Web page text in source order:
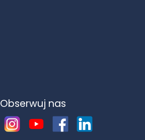
Obserwuj nas